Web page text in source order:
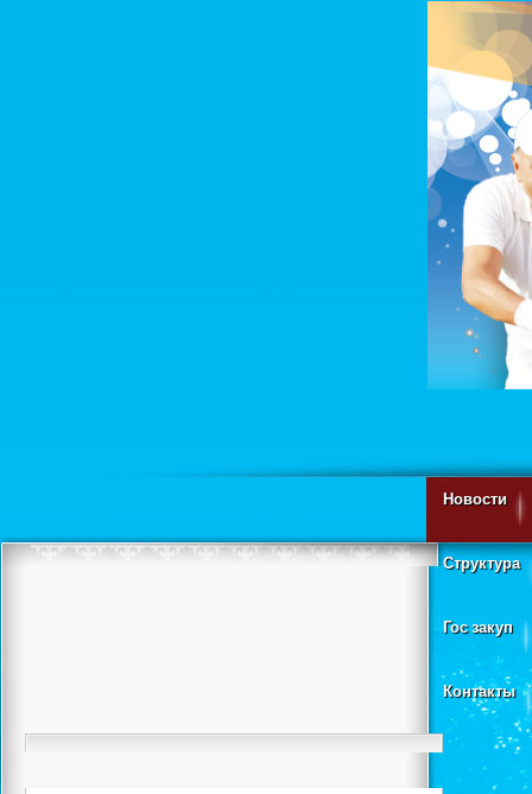
Новости
Структура
Гос закуп
Контакты